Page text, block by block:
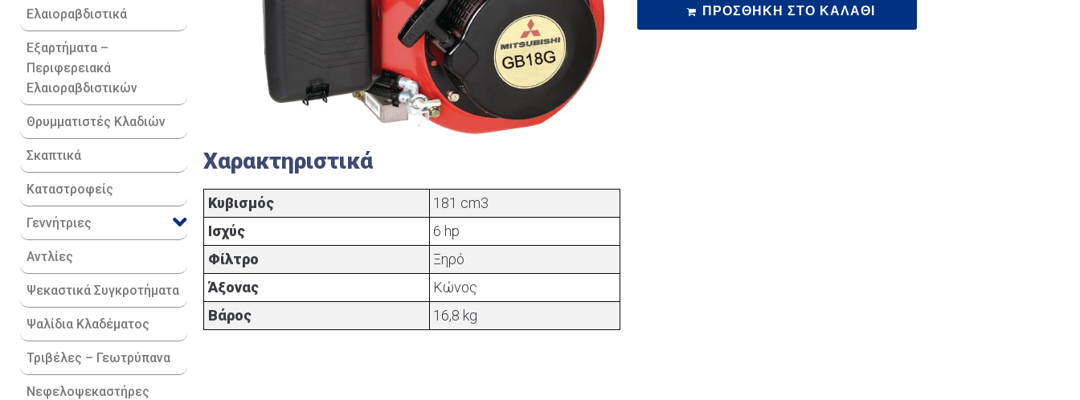
Ελαιοραβδιστικά
Εξαρτήματα –
Περιφερειακά
Ελαιοραβδιστικών
Θρυμματιστές Κλαδιών
Σκαπτικά
Καταστροφείς
Γεννήτριες
Αντλίες
Ψεκαστικά Συγκροτήματα
Ψαλίδια Κλαδέματος
Τριβέλες – Γεωτρύπανα
Νεφελοψεκαστήρες
Χαρακτηριστικά
Κυβισμός
181 cm3
Ισχύς
6 hp
Φίλτρο
Ξηρό
Άξονας
Κώνος
Βάρος
16,8 kg
ΠΡΟΣΘΉΚΗ ΣΤΟ ΚΑΛΆΘΙ